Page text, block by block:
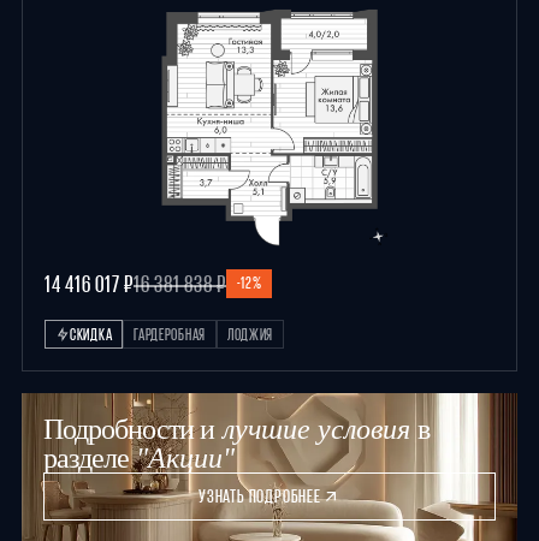
14 416 017 ₽16 381 838 ₽ -12%
СКИДКА ГАРДЕРОБНАЯ ЛОДЖИЯ
Подробности илучшие условия в
разделе"Акции"
УЗНАТЬ ПОДРОБНЕЕ